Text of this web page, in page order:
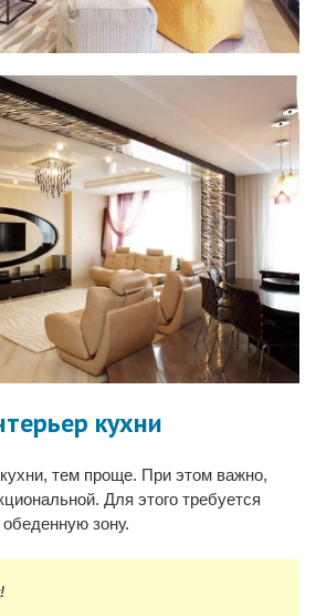
кухни
тем проще. При этом важно,
Для этого требуется
зону.